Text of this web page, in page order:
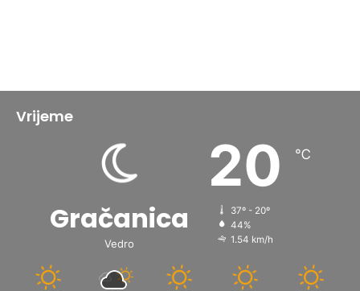
Vrijeme
Gračanica
Vedro
20 ℃
37º - 20º
44%
1.54 km/h